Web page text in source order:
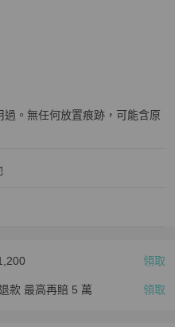
。無任何放置痕跡，可能含原
領取
款 最高再賠 5 萬 領取